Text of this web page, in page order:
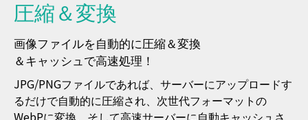
02.
圧縮＆変換